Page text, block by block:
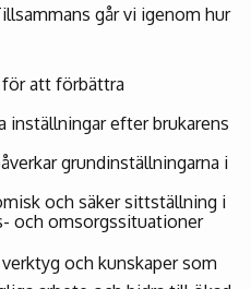
går vi igenom hur
att förbättra
inställningar efter brukarens
grundinställningarna i
och säker sittställning i
och omsorgssituationer
och kunskaper som